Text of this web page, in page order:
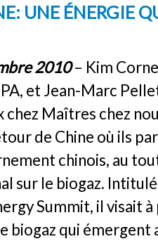
UNE ÉNERGIE
2010– Kim
et Jean-Marc
chez Maîtres chez
de Chine où ils
chinois, au
sur le biogaz.
Summit, il visait
biogaz qui